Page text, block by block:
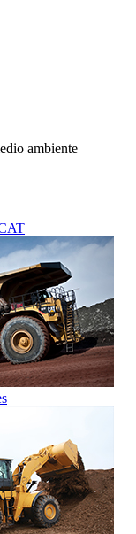
ambiente